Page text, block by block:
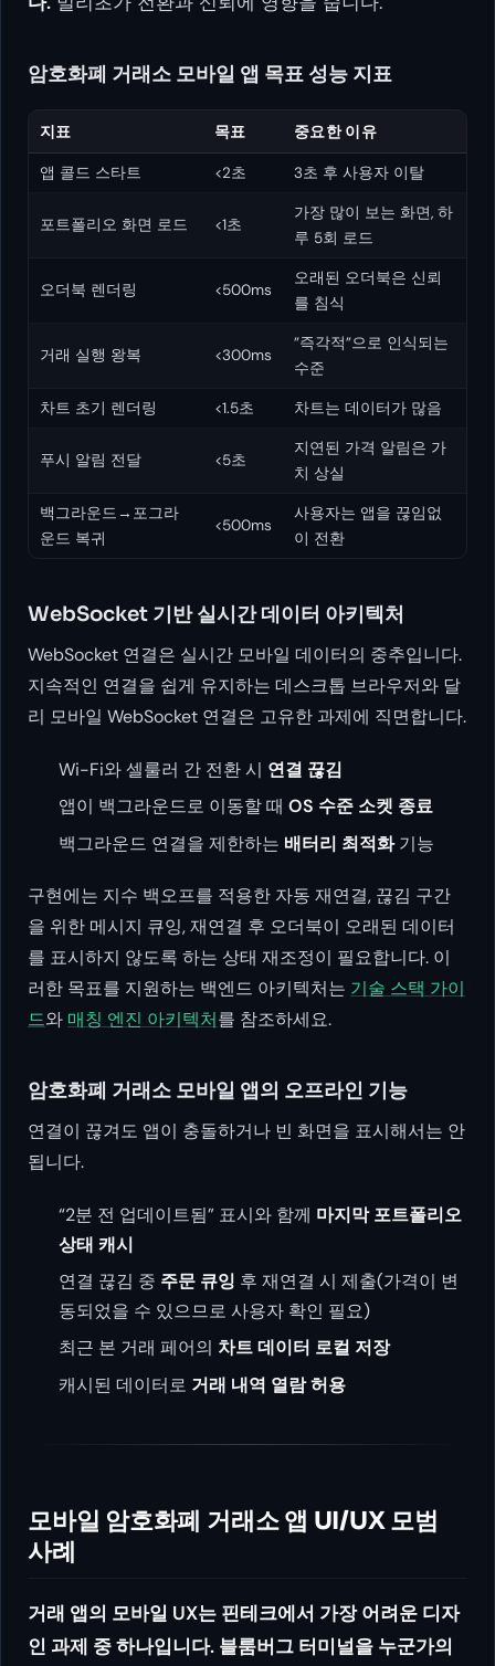
암호화폐 거래소 모바일 앱 목표 성능 지표
지표 목표 중요한 이유
앱 콜드 스타트 <2초 3초 후 사용자 이탈
포트폴리오 화면 로드 <1초
가장 많이 보는 화면, 하
루 5회 로드
오더북 렌더링 <500ms
오래된 오더북은 신뢰
를 침식
거래 실행 왕복 <300ms
”즉각적”으로 인식되는
수준
차트 초기 렌더링 <1.5초 차트는 데이터가 많음
푸시 알림 전달 <5초
지연된 가격 알림은 가
치 상실
백그라운드→포그라
운드 복귀
<500ms
사용자는 앱을 끊임없
이 전환
WebSocket 기반 실시간 데이터 아키텍처
WebSocket 연결은 실시간 모바일 데이터의 중추입니다.
지속적인 연결을 쉽게 유지하는 데스크톱 브라우저와 달
리 모바일 WebSocket 연결은 고유한 과제에 직면합니다.
Wi-Fi와 셀룰러 간 전환 시 연결 끊김
앱이 백그라운드로 이동할 때 OS 수준 소켓 종료
백그라운드 연결을 제한하는 배터리 최적화기능
구현에는 지수 백오프를 적용한 자동 재연결, 끊김 구간
을 위한 메시지 큐잉, 재연결 후 오더북이 오래된 데이터
를 표시하지 않도록 하는 상태 재조정이 필요합니다. 이
러한 목표를 지원하는 백엔드 아키텍처는 기술 스택 가이
드와 매칭 엔진 아키텍처를 참조하세요.
암호화폐 거래소 모바일 앱의 오프라인 기능
연결이 끊겨도 앱이 충돌하거나 빈 화면을 표시해서는 안
됩니다.
“2분 전 업데이트됨” 표시와 함께 마지막 포트폴리오
상태 캐시
연결 끊김 중 주문 큐잉 후 재연결 시 제출(가격이 변
동되었을 수 있으므로 사용자 확인 필요)
최근 본 거래 페어의 차트 데이터 로컬 저장
캐시된 데이터로 거래 내역 열람 허용
모바일 암호화폐 거래소 앱 UI/UX 모범
사례
거래 앱의 모바일 UX는 핀테크에서 가장 어려운 디자
인 과제 중 하나입니다. 블룸버그 터미널을 누군가의